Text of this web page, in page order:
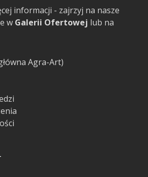
informacji - zajrzyj na nasze
w Galerii Ofertowej lub na
Agra-Art)